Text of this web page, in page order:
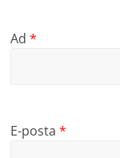
Ad*
E-posta*